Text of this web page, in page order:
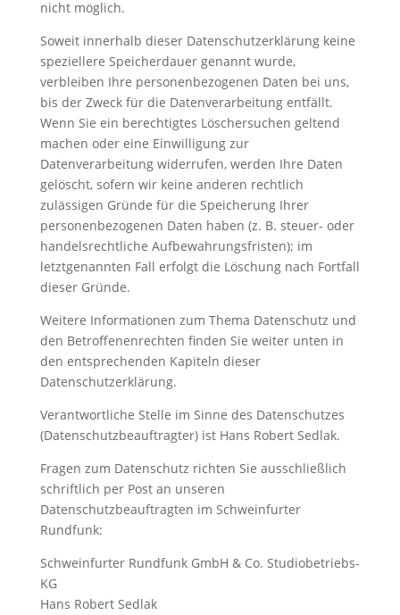
nicht möglich.
Soweit innerhalb dieser Datenschutzerklärung keine
speziellere Speicherdauer genannt wurde,
verbleiben Ihre personenbezogenen Daten bei uns,
bis der Zweck für die Datenverarbeitung entfällt.
Wenn Sie ein berechtigtes Löschersuchen geltend
machen oder eine Einwilligung zur
Datenverarbeitung widerrufen, werden Ihre Daten
gelöscht, sofern wir keine anderen rechtlich
zulässigen Gründe für die Speicherung Ihrer
personenbezogenen Daten haben (z. B. steuer- oder
handelsrechtliche Aufbewahrungsfristen); im
letztgenannten Fall erfolgt die Löschung nach Fortfall
dieser Gründe.
Weitere Informationen zum Thema Datenschutz und
den Betroffenenrechten finden Sie weiter unten in
den entsprechenden Kapiteln dieser
Datenschutzerklärung.
Verantwortliche Stelle im Sinne des Datenschutzes
(Datenschutzbeauftragter) ist Hans Robert Sedlak.
Fragen zum Datenschutz richten Sie ausschließlich
schriftlich per Post an unseren
Datenschutzbeauftragten im Schweinfurter
Rundfunk:
Schweinfurter Rundfunk GmbH & Co. Studiobetriebs-
KG
Hans Robert Sedlak